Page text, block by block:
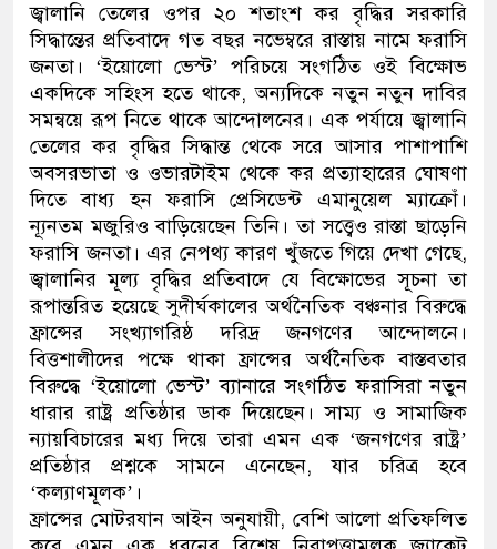
জ্বালানি তেলের ওপর ২০ শতাংশ কর বৃদ্ধির সরকারি
সিদ্ধান্তের প্রতিবাদে গত বছর নভেম্বরে রাস্তায় নামে ফরাসি
জনতা। ‘ইয়োলো ভেস্ট’ পরিচয়ে সংগঠিত ওই বিক্ষোভ
একদিকে সহিংস হতে থাকে, অন্যদিকে নতুন নতুন দাবির
সমন্বয়ে রূপ নিতে থাকে আন্দোলনের। এক পর্যায়ে জ্বালানি
তেলের কর বৃদ্ধির সিদ্ধান্ত থেকে সরে আসার পাশাপাশি
অবসরভাতা ও ওভারটাইম থেকে কর প্রত্যাহারের ঘোষণা
দিতে বাধ্য হন ফরাসি প্রেসিডেন্ট এমানুয়েল ম্যাক্রোঁ।
ন্যূনতম মজুরিও বাড়িয়েছেন তিনি। তা সত্ত্বেও রাস্তা ছাড়েনি
ফরাসি জনতা। এর নেপথ্য কারণ খুঁজতে গিয়ে দেখা গেছে,
জ্বালানির মূল্য বৃদ্ধির প্রতিবাদে যে বিক্ষোভের সূচনা তা
রূপান্তরিত হয়েছে সুদীর্ঘকালের অর্থনৈতিক বঞ্চনার বিরুদ্ধে
ফ্রান্সের সংখ্যাগরিষ্ঠ দরিদ্র জনগণের আন্দোলনে।
বিত্তশালীদের পক্ষে থাকা ফ্রান্সের অর্থনৈতিক বাস্তবতার
বিরুদ্ধে ‘ইয়োলো ভেস্ট’ ব্যানারে সংগঠিত ফরাসিরা নতুন
ধারার রাষ্ট্র প্রতিষ্ঠার ডাক দিয়েছেন। সাম্য ও সামাজিক
ন্যায়বিচারের মধ্য দিয়ে তারা এমন এক ‘জনগণের রাষ্ট্র’
প্রতিষ্ঠার প্রশ্নকে সামনে এনেছেন, যার চরিত্র হবে
‘কল্যাণমূলক’।
ফ্রান্সের মোটরযান আইন অনুযায়ী, বেশি আলো প্রতিফলিত